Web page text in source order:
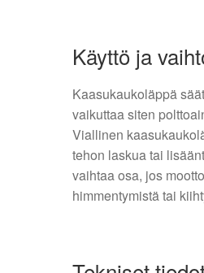
Käyttö ja
Kaasukaukoläppä
vaikuttaa siten
Viallinen
tehon laskua tai
vaihtaa osa, jos
himmentymistä tai